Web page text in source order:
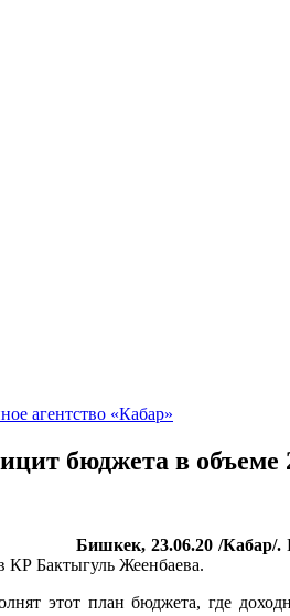
бюджета в объеме
Бишкек, 23.06.20 /Кабар/.
КР Бактыгуль Жеенбаева.
этот план бюджета, где